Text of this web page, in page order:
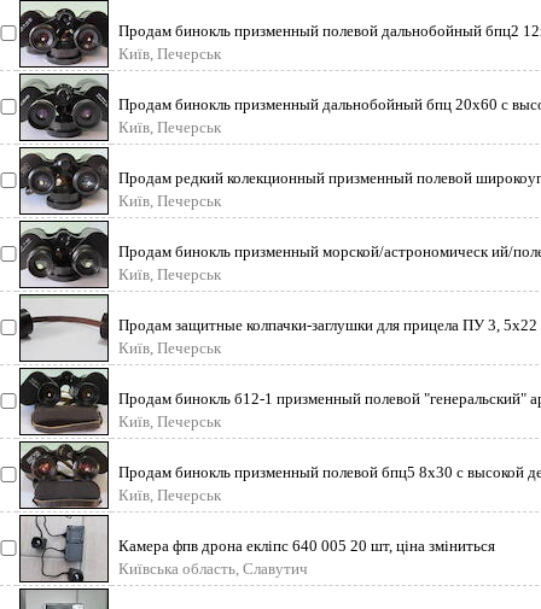
Продам бинокль призменный полевой дальнобойный бпц2
Київ, Печерськ
Продам бинокль призменный дальнобойный бпц 20х60 с
Київ, Печерськ
Продам редкий колекционный призменный полевой
Київ, Печерськ
Продам бинокль призменный морской/астрономическ ий/
Київ, Печерськ
Продам защитные колпачки-заглушки для прицела ПУ 3,
Київ, Печерськ
Продам бинокль б12-1 призменный полевой "генеральский"
Київ, Печерськ
Продам бинокль призменный полевой бпц5 8х30 с высокой
Київ, Печерськ
Камера фпв дрона екліпс 640 005 20 шт, ціна зміниться
Київська область, Славутич